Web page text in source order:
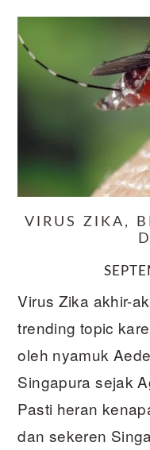
VIRUS ZIKA,
Virus Zika akhir-
trending topic
oleh nyamuk
Singapura sejak
Pasti heran
dan sekeren